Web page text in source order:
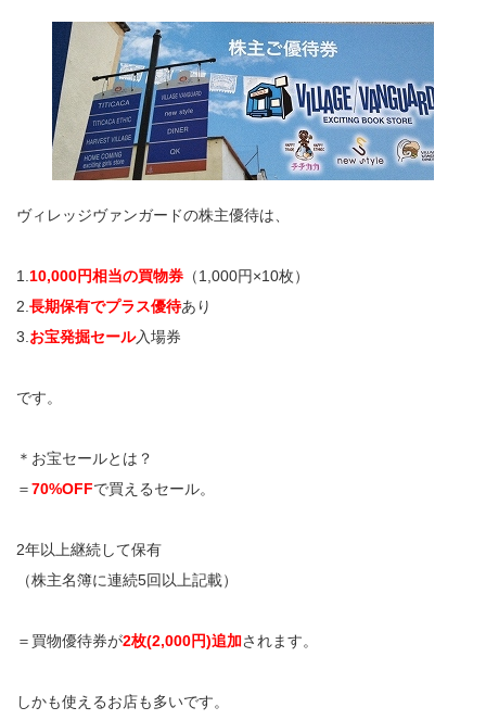
ヴィレッジヴァンガードの株主優待は、
1. 10,000円相当の買物券 （1,000円×10枚）
2. 長期保有でプラス優待あり
3. お宝発掘セール入場券
です。
＊お宝セールとは？
＝70%OFFで買えるセール。
2年以上継続して保有
（株主名簿に連続5回以上記載）
＝買物優待券が2枚(2,000円)追加されます。
しかも使えるお店も多いです。